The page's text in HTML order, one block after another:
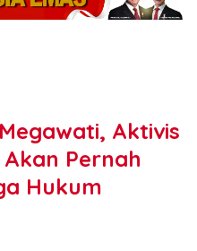
Aktivis
Pernah
Hukum